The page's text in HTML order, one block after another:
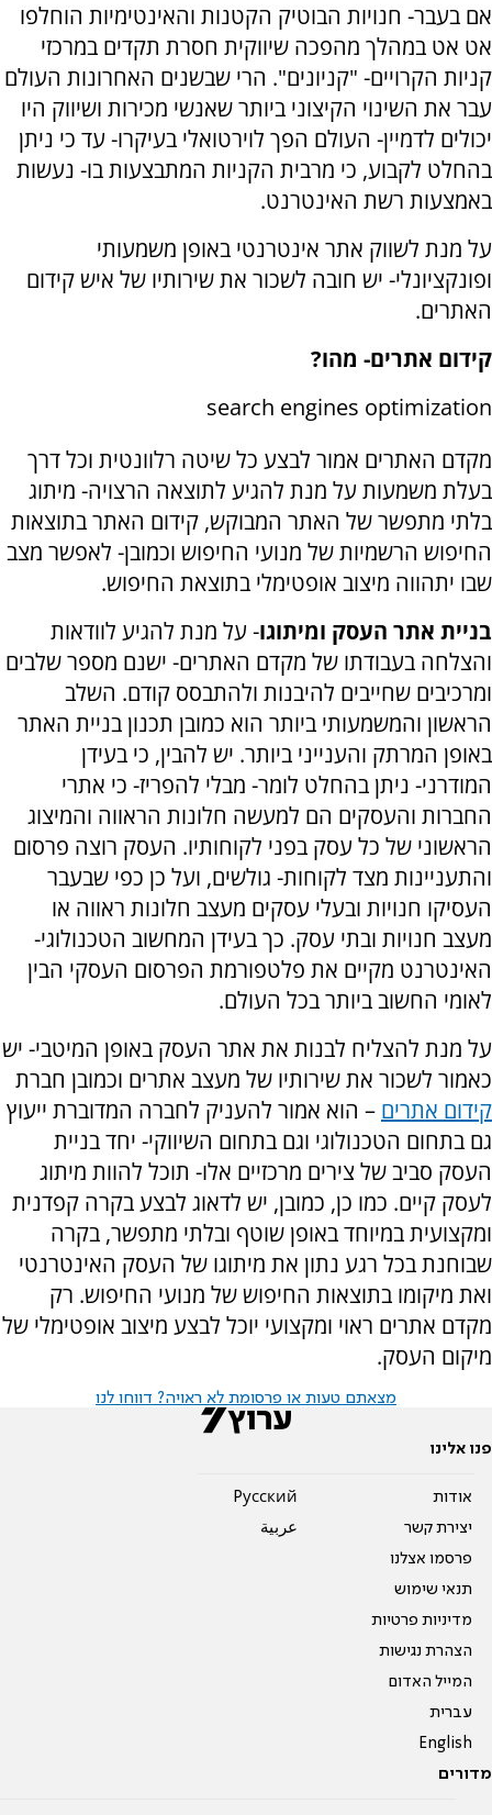
אם בעבר- חנויות הבוטיק הקטנות והאינטימיות הוחלפו
אט אט במהלך מהפכה שיווקית חסרת תקדים במרכזי
קניות הקרויים- "קניונים". הרי שבשנים האחרונות העולם
עבר את השינוי הקיצוני ביותר שאנשי מכירות ושיווק היו
יכולים לדמיין- העולם הפך לוירטואלי בעיקרו- עד כי ניתן
בהחלט לקבוע, כי מרבית הקניות המתבצעות בו- נעשות
באמצעות רשת האינטרנט.
על מנת לשווק אתר אינטרנטי באופן משמעותי
ופונקציונלי- יש חובה לשכור את שירותיו של איש קידום
האתרים.
קידום אתרים- מהו?
search engines optimization
מקדם האתרים אמור לבצע כל שיטה רלוונטית וכל דרך
בעלת משמעות על מנת להגיע לתוצאה הרצויה- מיתוג
בלתי מתפשר של האתר המבוקש, קידום האתר בתוצאות
החיפוש הרשמיות של מנועי החיפוש וכמובן- לאפשר מצב
שבו יתהווה מיצוב אופטימלי בתוצאת החיפוש.
בניית אתר העסק ומיתוגו- על מנת להגיע לוודאות
והצלחה בעבודתו של מקדם האתרים- ישנם מספר שלבים
ומרכיבים שחייבים להיבנות ולהתבסס קודם. השלב
הראשון והמשמעותי ביותר הוא כמובן תכנון בניית האתר
באופן המרתק והענייני ביותר. יש להבין, כי בעידן
המודרני- ניתן בהחלט לומר- מבלי להפריז- כי אתרי
החברות והעסקים הם למעשה חלונות הראווה והמיצוג
הראשוני של כל עסק בפני לקוחותיו. העסק רוצה פרסום
והתעניינות מצד לקוחות- גולשים, ועל כן כפי שבעבר
העסיקו חנויות ובעלי עסקים מעצב חלונות ראווה או
מעצב חנויות ובתי עסק. כך בעידן המחשוב הטכנולוגי-
האינטרנט מקיים את פלטפורמת הפרסום העסקי הבין
לאומי החשוב ביותר בכל העולם.
על מנת להצליח לבנות את אתר העסק באופן המיטבי- יש
כאמור לשכור את שירותיו של מעצב אתרים וכמובן חברת
קידום אתרים – הוא אמור להעניק לחברה המדוברת ייעוץ
גם בתחום הטכנולוגי וגם בתחום השיווקי- יחד בניית
העסק סביב של צירים מרכזיים אלו- תוכל להוות מיתוג
לעסק קיים. כמו כן, כמובן, יש לדאוג לבצע בקרה קפדנית
ומקצועית במיוחד באופן שוטף ובלתי מתפשר, בקרה
שבוחנת בכל רגע נתון את מיתוגו של העסק האינטרנטי
ואת מיקומו בתוצאות החיפוש של מנועי החיפוש. רק
מקדם אתרים ראוי ומקצועי יוכל לבצע מיצוב אופטימלי של
מיקום העסק.
מצאתם טעות או פרסומת לא ראויה? דווחו לנו
פנו אלינו
אודות
יצירת קשר
פרסמו אצלנו
תנאי שימוש
מדיניות פרטיות
הצהרת נגישות
המייל האדום
עברית
English
Pусский
عربية
מדורים